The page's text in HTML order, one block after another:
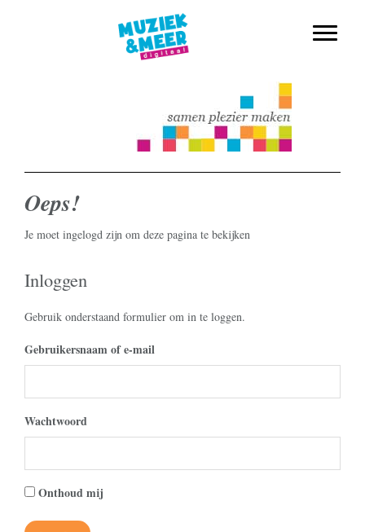
Toggle
Muziek & Meer Digitaal
Oeps!
Je moet ingelogd zijn om deze pagina te bekijken
Inloggen
Gebruik onderstaand formulier om in te loggen.
Username or Email
Wachtwoord
Onthoud mij